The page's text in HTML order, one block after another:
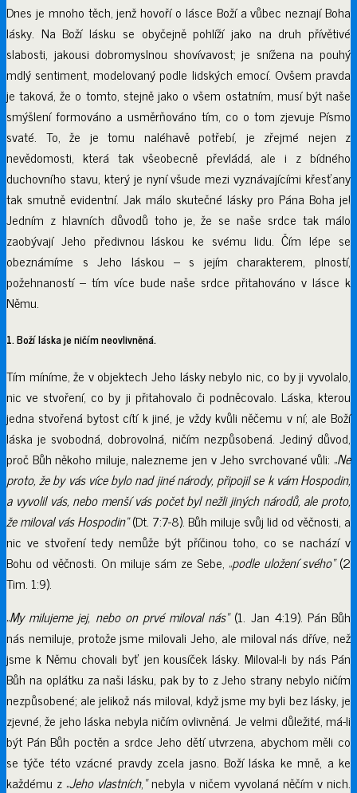
Dnes je mnoho těch, jenž hovoří o lásce Boží a vůbec neznají Boha
lásky. Na Boží lásku se obyčejně pohlíží jako na druh přívětivé
slabosti, jakousi dobromyslnou shovívavost; je snížena na pouhý
mdlý sentiment, modelovaný podle lidských emocí. Ovšem pravda
je taková, že o tomto, stejně jako o všem ostatním, musí být naše
smýšlení formováno a usměrňováno tím, co o tom zjevuje Písmo
svaté. To, že je tomu naléhavě potřebí, je zřejmé nejen z
nevědomosti, která tak všeobecně převládá, ale i z bídného
duchovního stavu, který je nyní všude mezi vyznávajícími křesťany
tak smutně evidentní. Jak málo skutečné lásky pro Pána Boha je!
Jedním z hlavních důvodů toho je, že se naše srdce tak málo
zaobývají Jeho předivnou láskou ke svému lidu. Čím lépe se
obeznámíme s Jeho láskou – s jejím charakterem, plností,
požehnaností – tím více bude naše srdce přitahováno v lásce k
Němu.
1. Boží láska je ničím neovlivněná.
Tím míníme, že v objektech Jeho lásky nebylo nic, co by ji vyvolalo,
nic ve stvoření, co by ji přitahovalo či podněcovalo. Láska, kterou
jedna stvořená bytost cítí k jiné, je vždy kvůli něčemu v ní; ale Boží
láska je svobodná, dobrovolná, ničím nezpůsobená. Jediný důvod,
proč Bůh někoho miluje, nalezneme jen v Jeho svrchované vůli: „Ne
proto, že by vás více bylo nad jiné národy, připojil se k vám Hospodin,
a vyvolil vás, nebo menší vás počet byl nežli jiných národů, ale proto,
že miloval vás Hospodin“(Dt. 7:7-8). Bůh miluje svůj lid od věčnosti, a
nic ve stvoření tedy nemůže být příčinou toho, co se nachází v
Bohu od věčnosti. On miluje sám ze Sebe, „podle uložení svého“(2
Tim. 1:9).
„My milujeme jej, nebo on prvé miloval nás“(1. Jan 4:19). Pán Bůh
nás nemiluje, protože jsme milovali Jeho, ale miloval nás dříve, než
jsme k Němu chovali byť jen kousíček lásky. Miloval-li by nás Pán
Bůh na oplátku za naši lásku, pak by to z Jeho strany nebylo ničím
nezpůsobené; ale jelikož nás miloval, když jsme my byli bez lásky, je
zjevné, že jeho láska nebyla ničím ovlivněná. Je velmi důležité, má-li
být Pán Bůh poctěn a srdce Jeho dětí utvrzena, abychom měli co
se týče této vzácné pravdy zcela jasno. Boží láska ke mně, a ke
každému z „Jeho vlastních,“nebyla v ničem vyvolaná něčím v nich.